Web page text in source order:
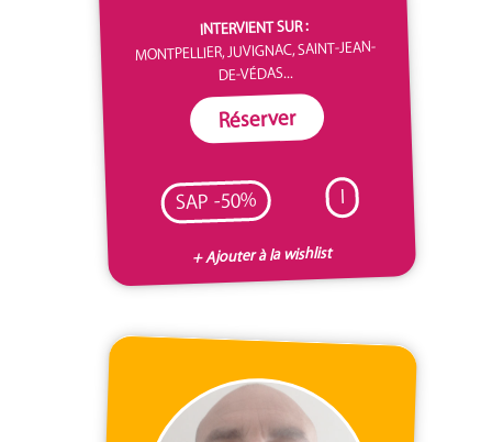
INTERVIENT SUR :
MONTPELLIER, JUVIGNAC, SAINT-JEAN-
DE-VÉDAS...
Réserver
SAP -50% I
+ Ajouter à la wishlist